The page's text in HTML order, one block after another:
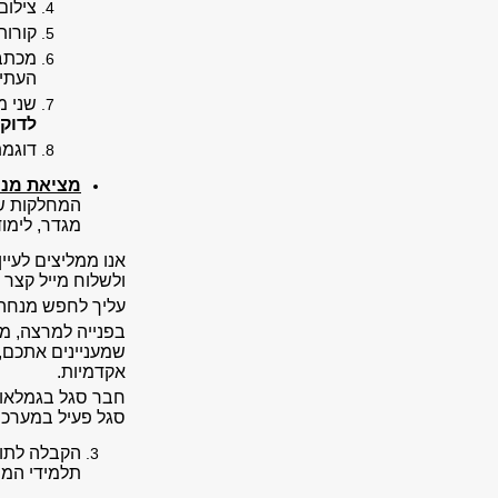
שני
מציאת
המחלקות
מגדר,
אנו ממליצים
ולשלוח מייל
עליך לחפש
בפנייה למרצה,
שמעניינים
אקדמיות.
חבר סגל
סגל פעיל
הקבלה
תלמידי